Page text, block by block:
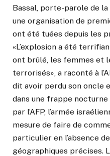
Bassal, porte-parole de la
une organisation de
ont été tuées depuis les
«L’explosion a été
ont brûlé, les femmes et
terrorisés», a raconté à
dit avoir perdu son oncle
dans une frappe nocturne
par l’AFP, l’armée
mesure de faire de
particulier en l’absence
géographiques précises.